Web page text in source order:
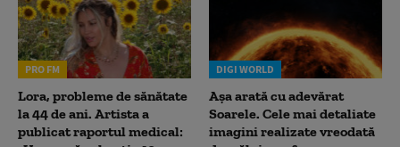
PRO FM
Lora, probleme de sănătate
la 44 de ani. Artista a
publicat raportul medical:
DIGI WORLD
Așa arată cu adevărat
Soarele. Cele mai detaliate
imagini realizate vreodată